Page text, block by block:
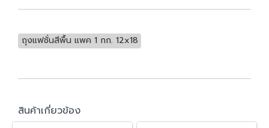
ถุงแฟชั่นสีพื้น แพค 1 กก. 12x18
สินค้าเกี่ยวข้อง